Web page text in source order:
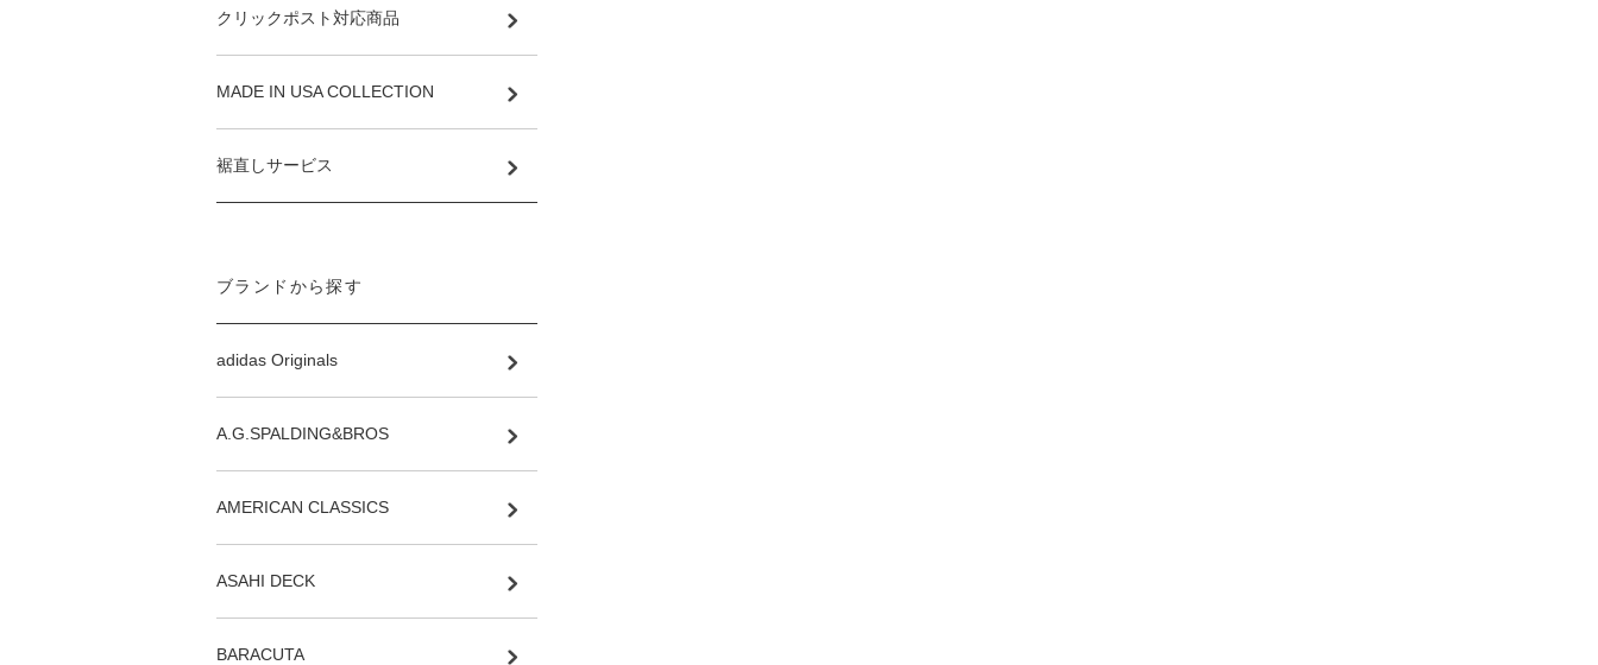
クリックポスト対応商品
MADE IN USA COLLECTION
裾直しサービス
ブランドから探す
adidas Originals
A.G.SPALDING&BROS
AMERICAN CLASSICS
ASAHI DECK
BARACUTA